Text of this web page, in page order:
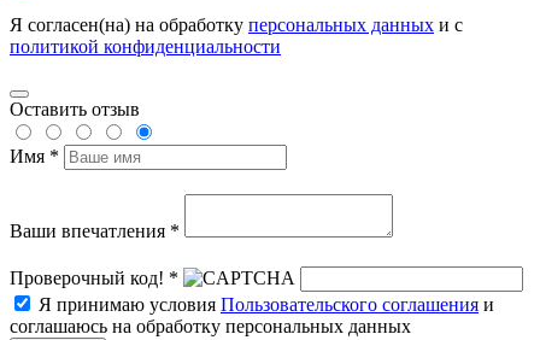
Я согласен(на) на обработку персональных данных и с
политикой конфиденциальности
Оставить отзыв
Имя *
Ваши впечатления *
Проверочный код! *
Я принимаю условия Пользовательского соглашения и
соглашаюсь на обработку персональных данных